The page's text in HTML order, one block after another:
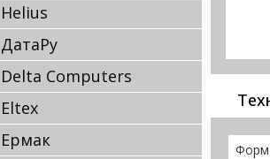
Helius
ДатаРу
Delta Computers
Eltex
Ермак